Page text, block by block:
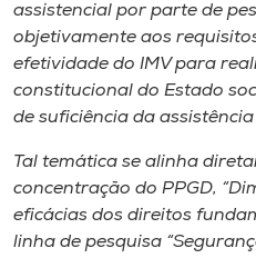
assistencial por parte de
objetivamente aos
efetividade do IMV para
constitucional do Estado
de suficiência da assistência
Tal temática se alinha
concentração do PPGD,
eficácias dos direitos
linha de pesquisa